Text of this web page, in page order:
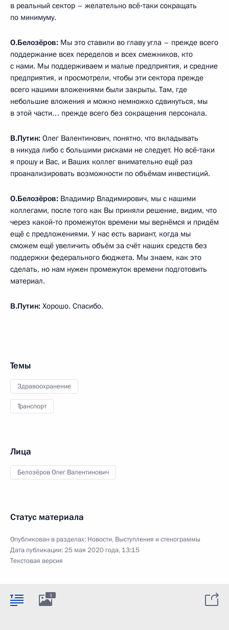
в реальный сектор – желательно всё‑таки сокращать
по минимуму.
О.Белозёров: Мы это ставили во главу угла – прежде всего
поддержание всех переделов и всех смежников, кто
с нами. Мы поддерживаем и малые предприятия, и средние
предприятия, и просмотрели, чтобы эти сектора прежде
всего нашими вложениями были закрыты. Там, где
небольшие вложения и можно немножко сдвинуться, мы
в этой части… прежде всего без сокращения персонала.
В.Путин: Олег Валентинович, понятно, что вкладывать
в никуда либо с большими рисками не следует. Но всё‑таки
я прошу и Вас, и Ваших коллег внимательно ещё раз
проанализировать возможности по объёмам инвестиций.
О.Белозёров: Владимир Владимирович, мы с нашими
коллегами, после того как Вы приняли решение, видим, что
через какой‑то промежуток времени мы вернёмся и придём
ещё с предложениями. У нас есть вариант, когда мы
сможем ещё увеличить объём за счёт наших средств без
поддержки федерального бюджета. Мы знаем, как это
сделать, но нам нужен промежуток времени подготовить
материал.
В.Путин: Хорошо. Спасибо.
Темы
Здравоохранение
Транспорт
Лица
Белозёров Олег Валентинович
Статус материала
Опубликован в разделах: Новости, Выступления и стенограммы
Дата публикации:25 мая 2020 года, 13:15
Текстовая версия
3